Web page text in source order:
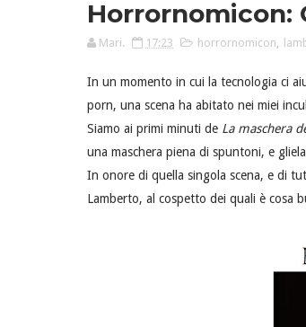
Horrornomicon:
Mari. 17:23 horrornomicon,
In un momento in cui la tecnologia ci
porn, una scena ha abitato nei miei
Siamo ai primi minuti de La maschera
una maschera piena di spuntoni, e
In onore di quella singola scena, e di
Lamberto, al cospetto dei quali è cosa